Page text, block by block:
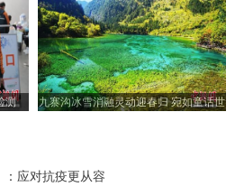
测
九寨沟冰雪消融灵动迎春归 宛如童话世
应对抗疫更从容